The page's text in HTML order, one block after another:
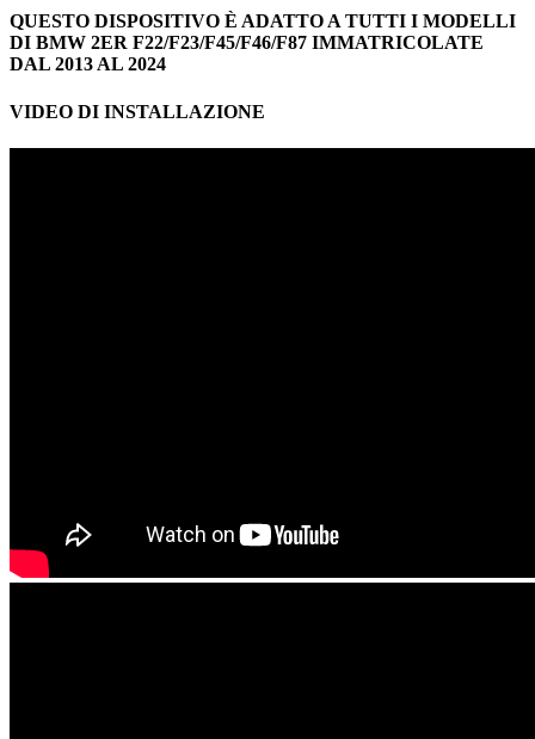
QUESTO DISPOSITIVO È ADATTO A TUTTI I MODELLI
DI BMW 2ER F22/F23/F45/F46/F87 IMMATRICOLATE
DAL 2013 AL 2024
VIDEO DI INSTALLAZIONE